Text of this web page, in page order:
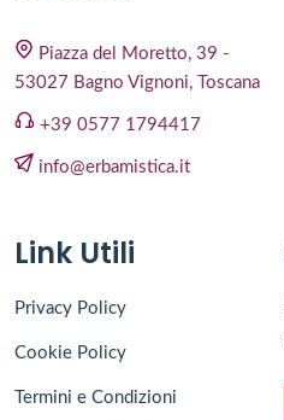
Piazza del Moretto, 39 -
53027 Bagno Vignoni, Toscana
+39 0577 1794417
info@erbamistica.it
Link Utili
Privacy Policy
Cookie Policy
Termini e Condizioni